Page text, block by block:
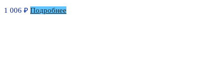
1 006 ₽ Подробнее